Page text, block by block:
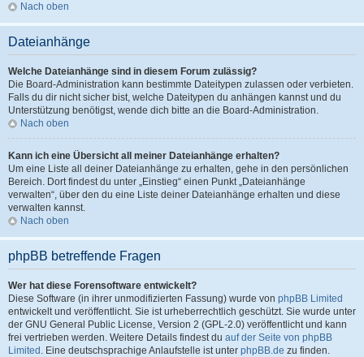
Nach oben
Dateianhänge
Welche Dateianhänge sind in diesem Forum zulässig?
Die Board-Administration kann bestimmte Dateitypen zulassen oder verbieten.
Falls du dir nicht sicher bist, welche Dateitypen du anhängen kannst und du
Unterstützung benötigst, wende dich bitte an die Board-Administration.
Nach oben
Kann ich eine Übersicht all meiner Dateianhänge erhalten?
Um eine Liste all deiner Dateianhänge zu erhalten, gehe in den persönlichen
Bereich. Dort findest du unter „Einstieg“ einen Punkt „Dateianhänge
verwalten“, über den du eine Liste deiner Dateianhänge erhalten und diese
verwalten kannst.
Nach oben
phpBB betreffende Fragen
Wer hat diese Forensoftware entwickelt?
Diese Software (in ihrer unmodifizierten Fassung) wurde von phpBB Limited
entwickelt und veröffentlicht. Sie ist urheberrechtlich geschützt. Sie wurde unter
der GNU General Public License, Version 2 (GPL-2.0) veröffentlicht und kann
frei vertrieben werden. Weitere Details findest du auf der Seite von phpBB
Limited . Eine deutschsprachige Anlaufstelle ist unter phpBB.de zu finden.